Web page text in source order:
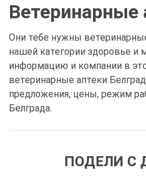
Ветеринарные
Они тебе нужны
нашей категории здоровье и
информацию и компании в
ветеринарные аптеки
предложения, цены, режим
Белграда.
ПОДЕЛИ С